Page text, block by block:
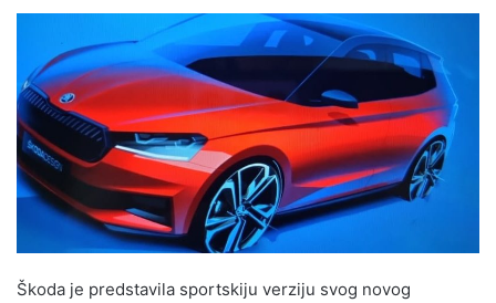
Škoda je predstavila sportskiju verziju svog novog